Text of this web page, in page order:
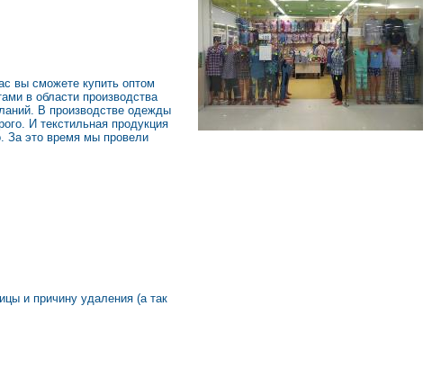
вы сможете купить оптом
в области производства
В производстве одежды
И текстильная продукция
За это время мы провели
и причину удаления (а так